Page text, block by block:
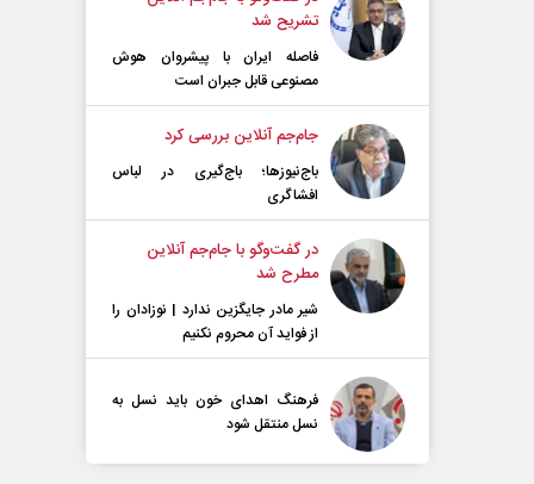
تشریح شد
فاصله ایران با پیشرو‌ان هوش
مصنوعی قابل جبران است
جام‌جم آنلاین بررسی کرد
باج‌نیوزها؛ باج‌گیری در لباس
افشاگری
در گفت‌و‌گو با جام‌جم آنلاین
مطرح شد
شیر مادر جایگزین ندارد | نوزادان را
از فواید آن محروم نکنیم
فرهنگ اهدای خون باید نسل به
نسل منتقل شود